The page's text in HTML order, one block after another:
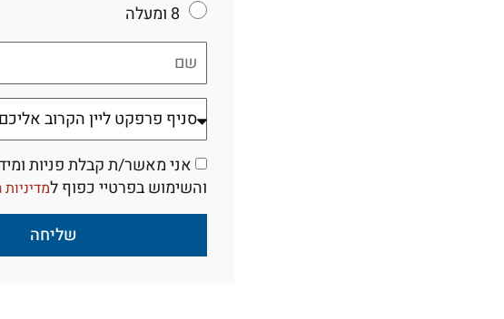
8 ומעלה
אני מאשר/ת קבלת פניות
והשימוש בפרטיי כפוף ל
שליחה